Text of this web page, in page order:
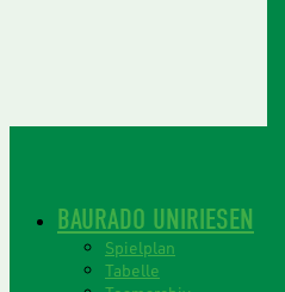
BAURADO UNIRIESEN
Spielplan
Tabelle